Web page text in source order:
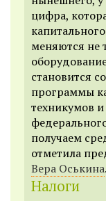
цифра,
меняются не
становится
программы
техникумов
получаем
отметила п
Вера Оськина.
Налоги